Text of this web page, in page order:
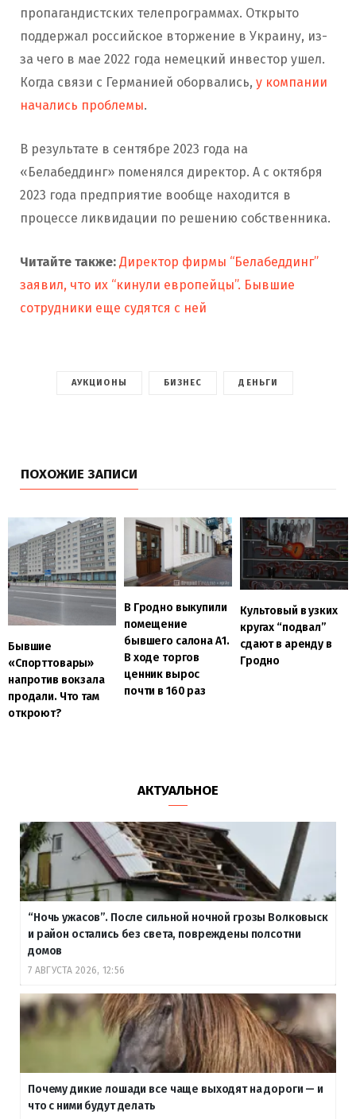
пропагандистских телепрограммах. Открыто
поддержал российское вторжение в Украину, из-
за чего в мае 2022 года немецкий инвестор ушел.
Когда связи с Германией оборвались, у компании
начались проблемы.
В результате в сентябре 2023 года на
«Белабеддинг» поменялся директор. А с октября
2023 года предприятие вообще находится в
процессе ликвидации по решению собственника.
Читайте также: Директор фирмы “Белабеддинг”
заявил, что их “кинули европейцы”. Бывшие
сотрудники еще судятся с ней
АУКЦИОНЫ БИЗНЕС ДЕНЬГИ
ПОХОЖИЕ ЗАПИСИ
Бывшие
«Спорттовары»
напротив вокзала
продали. Что там
откроют?
В Гродно выкупили
помещение
бывшего салона А1.
В ходе торгов
ценник вырос
почти в 160 раз
Культовый в узких
кругах “подвал”
сдают в аренду в
Гродно
АКТУАЛЬНОЕ
“Ночь ужасов”. После сильной ночной грозы Волковыск
и район остались без света, повреждены полсотни
домов
7 АВГУСТА 2026, 12:56
Почему дикие лошади все чаще выходят на дороги — и
что с ними будут делать